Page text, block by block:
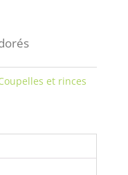
et rinces